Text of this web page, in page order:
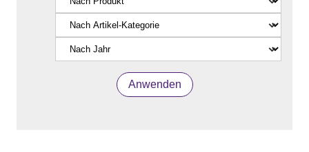
Anwenden